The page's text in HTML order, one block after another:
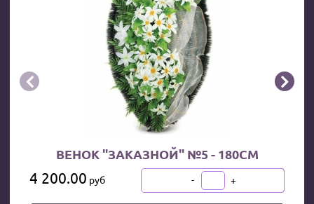
ВЕНОК "ЗАКАЗНОЙ" №5 - 180СМ
4 200.00 руб В КОРЗИНУ
- +
 